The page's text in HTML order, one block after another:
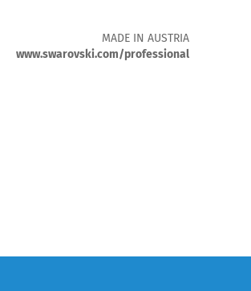
MADE IN AUSTRIA
www.swarovski.com/professional